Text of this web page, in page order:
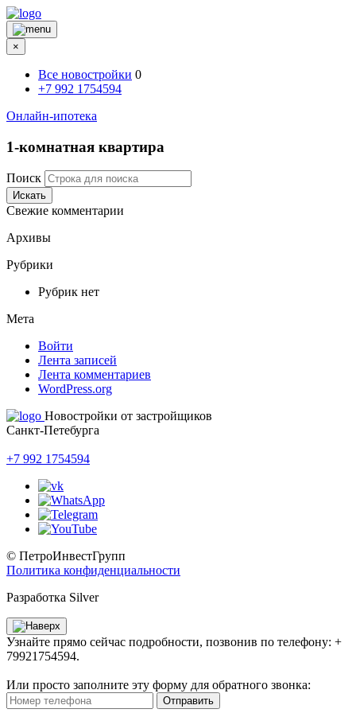
×
Все новостройки 0
+7 992 1754594
Онлайн-ипотека
1-комнатная квартира
Поиск
Искать
Свежие комментарии
Архивы
Рубрики
Рубрик нет
Мета
Войти
Лента записей
Лента комментариев
WordPress.org
Новостройки от застройщиков
Санкт-Петебурга
+7 992 1754594
© ПетроИнвестГрупп
Политика конфиденциальности
Разработка Silver
Узнайте прямо сейчас подробности, позвонив по телефону: +
79921754594.
Или просто заполните эту форму для обратного звонка:
Отправить